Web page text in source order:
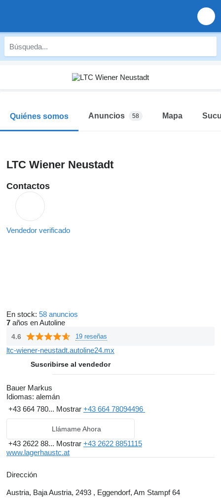
Quiénes somos Anuncios 58 Mapa
LTC Wiener Neustadt
Contactos
Vendedor verificado
En stock: 58 anuncios
7 años en Autoline
4.6 19 reseñas
ltc-wiener-neustadt.autoline24.mx
Suscribirse al vendedor
Bauer Markus
Idiomas: alemán
+43 664 780... Mostrar +43 664 78094496
Llámame Ahora
+43 2622 88... Mostrar +43 2622 8851115
www.lagerhaustc.at
Dirección
Austria, Baja Austria, 2493 , Eggendorf, Am Stampf 64